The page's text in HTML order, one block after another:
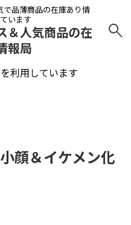
品薄商品の在庫あり情
います
＆人気商品の在
報局
利用しています
顔＆イケメン化